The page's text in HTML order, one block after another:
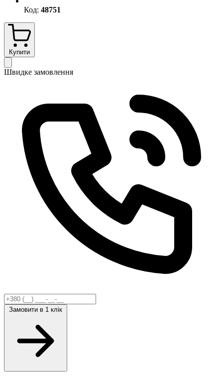
Код: 48751
Купити
Швидке замовлення
Замовити в 1 клік